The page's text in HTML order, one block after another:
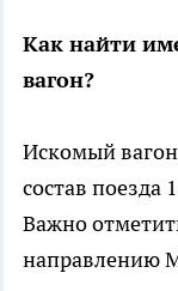
Как найти
вагон?
Искомый
состав поезда
Важно
направлению